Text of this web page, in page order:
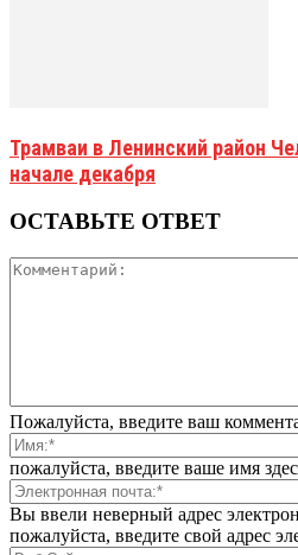
Трамваи в Ленинский район
начале декабря
ОСТАВЬТЕ ОТВЕТ
Пожалуйста, введите ваш
пожалуйста, введите ваше имя
Вы ввели неверный адрес
пожалуйста, введите свой адрес